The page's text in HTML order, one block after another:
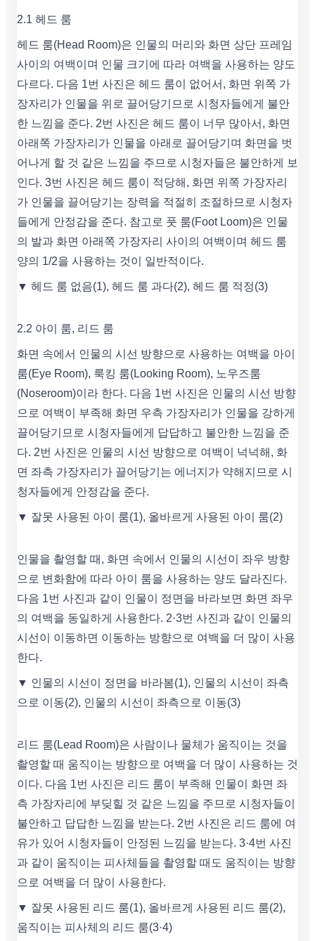
2.1 헤드 룸
헤드 룸(Head Room)은 인물의 머리와 화면 상단 프레임
사이의 여백이며 인물 크기에 따라 여백을 사용하는 양도
다르다. 다음 1번 사진은 헤드 룸이 없어서, 화면 위쪽 가
장자리가 인물을 위로 끌어당기므로 시청자들에게 불안
한 느낌을 준다. 2번 사진은 헤드 룸이 너무 많아서, 화면
아래쪽 가장자리가 인물을 아래로 끌어당기며 화면을 벗
어나게 할 것 같은 느낌을 주므로 시청자들은 불안하게 보
인다. 3번 사진은 헤드 룸이 적당해, 화면 위쪽 가장자리
가 인물을 끌어당기는 장력을 적절히 조절하므로 시청자
들에게 안정감을 준다. 참고로 풋 룸(Foot Loom)은 인물
의 발과 화면 아래쪽 가장자리 사이의 여백이며 헤드 룸
양의 1/2을 사용하는 것이 일반적이다.
▼ 헤드 룸 없음(1), 헤드 룸 과다(2), 헤드 룸 적정(3)
2.2 아이 룸, 리드 룸
화면 속에서 인물의 시선 방향으로 사용하는 여백을 아이
룸(Eye Room), 룩킹 룸(Looking Room), 노우즈룸
(Noseroom)이라 한다. 다음 1번 사진은 인물의 시선 방향
으로 여백이 부족해 화면 우측 가장자리가 인물을 강하게
끌어당기므로 시청자들에게 답답하고 불안한 느낌을 준
다. 2번 사진은 인물의 시선 방향으로 여백이 넉넉해, 화
면 좌측 가장자리가 끌어당기는 에너지가 약해지므로 시
청자들에게 안정감을 준다.
▼ 잘못 사용된 아이 룸(1), 올바르게 사용된 아이 룸(2)
인물을 촬영할 때, 화면 속에서 인물의 시선이 좌우 방향
으로 변화함에 따라 아이 룸을 사용하는 양도 달라진다.
다음 1번 사진과 같이 인물이 정면을 바라보면 화면 좌우
의 여백을 동일하게 사용한다. 2·3번 사진과 같이 인물의
시선이 이동하면 이동하는 방향으로 여백을 더 많이 사용
한다.
▼ 인물의 시선이 정면을 바라봄(1), 인물의 시선이 좌측
으로 이동(2), 인물의 시선이 좌측으로 이동(3)
리드 룸(Lead Room)은 사람이나 물체가 움직이는 것을
촬영할 때 움직이는 방향으로 여백을 더 많이 사용하는 것
이다. 다음 1번 사진은 리드 룸이 부족해 인물이 화면 좌
측 가장자리에 부딪힐 것 같은 느낌을 주므로 시청자들이
불안하고 답답한 느낌을 받는다. 2번 사진은 리드 룸에 여
유가 있어 시청자들이 안정된 느낌을 받는다. 3·4번 사진
과 같이 움직이는 피사체들을 촬영할 때도 움직이는 방향
으로 여백을 더 많이 사용한다.
▼ 잘못 사용된 리드 룸(1), 올바르게 사용된 리드 룸(2),
움직이는 피사체의 리드 룸(3·4)